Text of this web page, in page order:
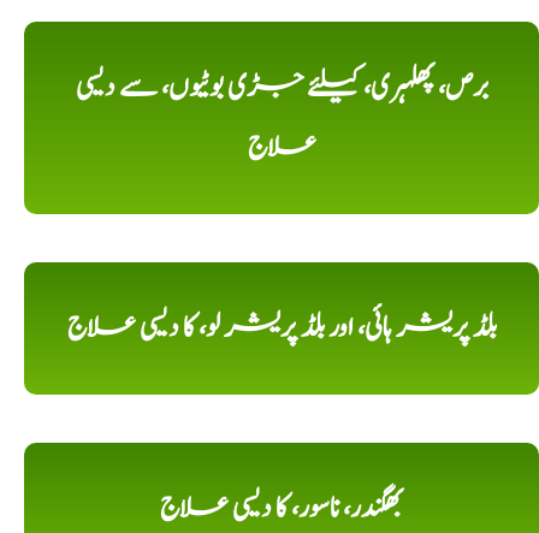
برص، پھلہری، کیلئے جڑی بوٹیوں، سے دیسی
علاج
بلڈ پریشر ہائی، اور بلڈ پریشر لو، کا دیسی علاج
بھگندر، ناسور، کا دیسی علاج